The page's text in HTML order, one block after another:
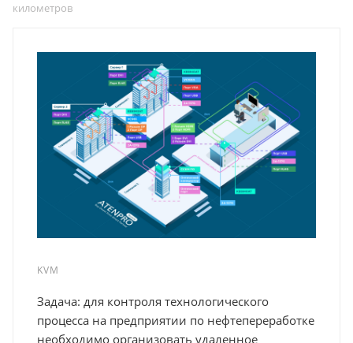
километров
KVM
Задача: для контроля технологического
процесса на предприятии по нефтепереработке
необходимо организовать удаленное